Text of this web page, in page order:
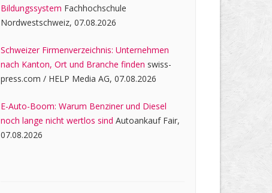
Bildungssystem Fachhochschule
Nordwestschweiz, 07.08.2026
Schweizer Firmenverzeichnis: Unternehmen
nach Kanton, Ort und Branche finden swiss-
press.com / HELP Media AG, 07.08.2026
E-Auto-Boom: Warum Benziner und Diesel
noch lange nicht wertlos sind Autoankauf Fair,
07.08.2026